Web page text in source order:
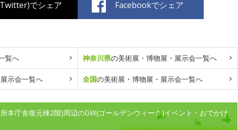
でシェア Facebookでシェア
覧へ 神奈川県の美術展・博物展・展示会一覧へ
示会一覧へ 全国の美術展・博物展・展示会一覧へ
本庁舎復元棟2階)周辺のGW(ゴールデンウィーク)イベント・おでかけ